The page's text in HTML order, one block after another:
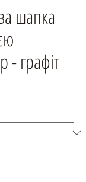
шапка
- графіт